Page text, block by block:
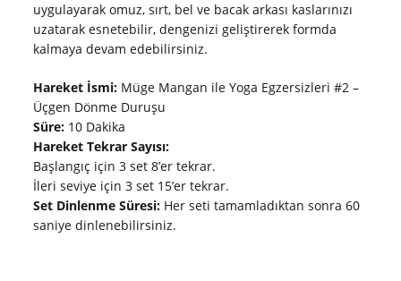
uygulayarak omuz, sırt, bel ve bacak arkası kaslarınızı
uzatarak esnetebilir, dengenizi geliştirerek formda
kalmaya devam edebilirsiniz.
Hareket İsmi: Müge Mangan ile Yoga Egzersizleri #2 –
Üçgen Dönme Duruşu
Süre: 10 Dakika
Hareket Tekrar Sayısı:
Başlangıç için 3 set 8’er tekrar.
İleri seviye için 3 set 15’er tekrar.
Set Dinlenme Süresi: Her seti tamamladıktan sonra 60
saniye dinlenebilirsiniz.